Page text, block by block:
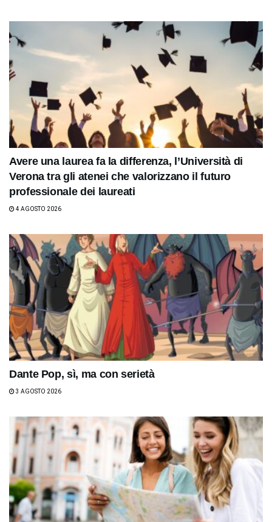
Avere una laurea fa la differenza, l’Università di
Verona tra gli atenei che valorizzano il futuro
professionale dei laureati
4 AGOSTO 2026
Dante Pop, sì, ma con serietà
3 AGOSTO 2026